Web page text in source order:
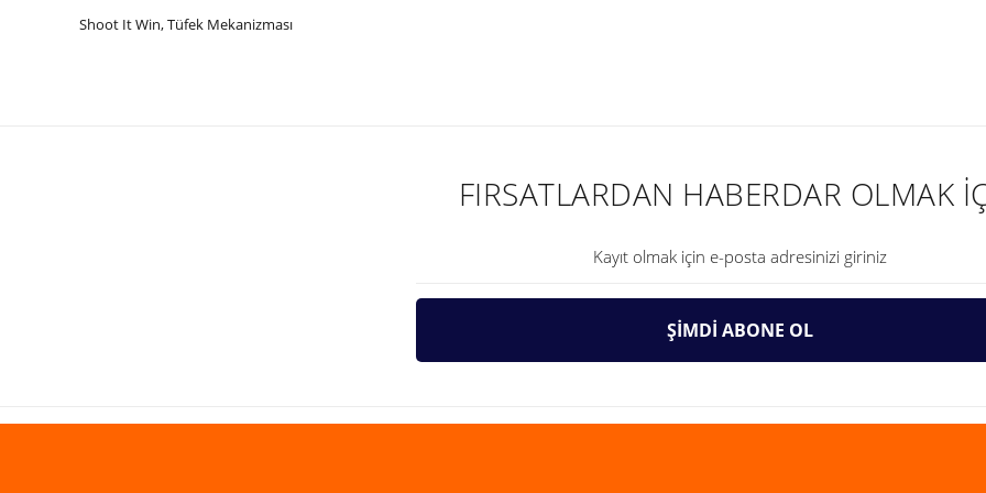
Shoot It Win, Tüfek Mekanizması
Gönder
FIRSATLARDAN HABERDAR OLMAK
ŞİMDİ ABONE OL